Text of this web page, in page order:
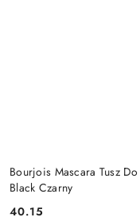
Bourjois Mascara Tusz
Black Czarny
40.15